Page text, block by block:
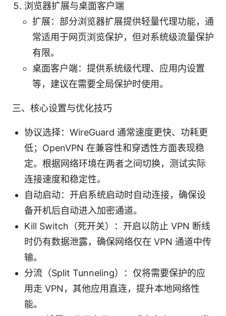
浏览器扩展与桌面客户端
扩展：部分浏览器扩展提供轻量代理功能，通
常适用于网页浏览保护，但对系统级流量保护
有限。
桌面客户端：提供系统级代理、应用内设置
等，建议在需要全局保护时使用。
三、核心设置与优化技巧
协议选择：WireGuard 通常速度更快、功耗更
低；OpenVPN 在兼容性和穿透性方面表现稳
定。根据网络环境在两者之间切换，测试实际
连接速度和稳定性。
自动启动：开启系统启动时自动连接，确保设
备开机后自动进入加密通道。
Kill Switch（死开关）：开启以防止 VPN 断线
时仍有数据泄露，确保网络仅在 VPN 通道中传
输。
分流（Split Tunneling）：仅将需要保护的应
用走 VPN，其他应用直连，提升本地网络性
能。